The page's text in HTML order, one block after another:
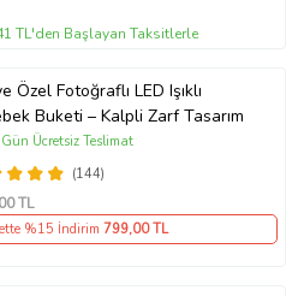
TL'den Başlayan Taksitlerle
Özel Fotoğraflı LED Işıklı
Buketi – Kalpli Zarf Tasarım
(144)
Ücretsiz Teslimat
TL
%15 İndirim 799,00 TL